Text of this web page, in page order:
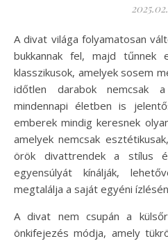
A divat világa folyamatosan változik, új trendek és stílusok
bukkannak fel, majd tűnnek
klasszikusok, amelyek sosem
időtlen darabok nemcsak
mindennapi életben is
emberek mindig keresnek
amelyek nemcsak
örök divattrendek a stílus
egyensúlyát kínálják,
megtalálja a saját egyéni
A divat nem csupán a
önkifejezés módja, amely